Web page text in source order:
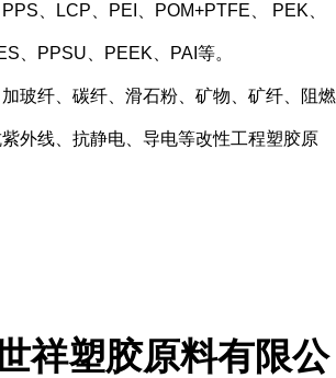
、LCP、PEI、POM+PTFE、 PEK、
、PPSU、PEEK、PAI等。
玻纤、碳纤、滑石粉、矿物、矿纤、阻燃
外线、抗静电、导电等改性工程塑胶原
祥塑胶原料有限公